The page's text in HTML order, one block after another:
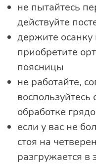
не пытайтесь
действуйте
держите осанку
приобретите
поясницы
не работайте,
воспользуйтесь
обработке
если у вас не
стоя на
разгружается в